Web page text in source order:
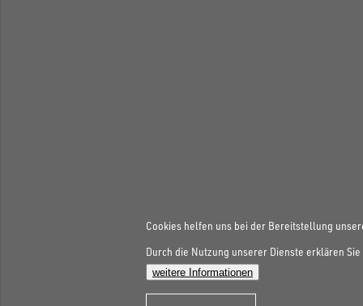
Cookies helfen uns bei der Bereitstellung
Durch die Nutzung unserer Dienste erklären
weitere Informationen